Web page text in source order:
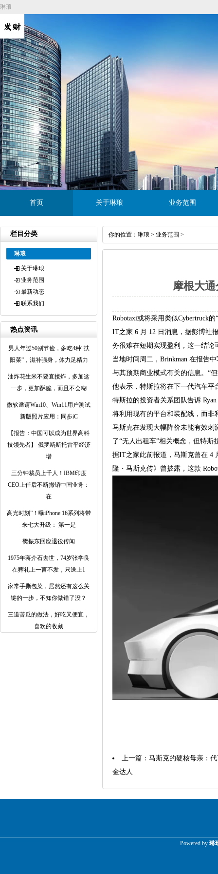
琳琅
首页 关于琳琅 业务范围
栏目分类
琳琅
关于琳琅
业务范围
最新动态
联系我们
热点资讯
男人年过50别节俭，多吃4种“扶
阳菜”，滋补强身，体力足精力
油炸花生米不要直接炸，多加这
一步，更加酥脆，而且不会糊
微软邀请Win10、Win11用户测试
新版照片应用：同步iC
【报告：中国可以成为世界高科
技领先者】 俄罗斯斯托雷平经济
增
三分钟裁员上千人！IBM印度
CEO上任后不断撤销中国业务：
在
高光时刻”！曝iPhone 16系列将带
来七大升级： 第一是
樊振东回应退役传闻
1975年蒋介石去世，74岁张学良
在葬礼上一言不发，只送上1
家常手撕包菜，居然还有这么关
键的一步，不知你做错了没？
三道苦瓜的做法，好吃又便宜，
喜欢的收藏
你的位置： 琳琅 > 业务范围 >
摩根大
Robotaxi或将采用类似Cybertruck
IT之家 6 月 12 日消息，据彭博社
务很难在短期实现盈利，这一结论
当地时间周二，Brinkman 在报告
与其预期商业模式有关的信息。“
他表示，特斯拉将在下一代汽车平
特斯拉的投资者关系团队告诉
将利用现有的平台和装配线，而非
马斯克在发现大幅降价未能有效刺
了“无人出租车”相关概念，但特
据IT之家此前报道，马斯克曾在 4
隆・马斯克传》曾披露，这款
上一篇： 马斯克的硬核母亲：
金达人
Powered by 琳